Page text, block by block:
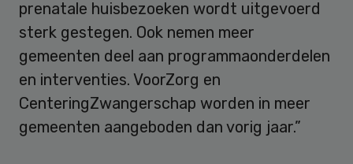
prenatale huisbezoeken wordt uitgevoerd
sterk gestegen. Ook nemen meer
gemeenten deel aan programmaonderdelen
en interventies. VoorZorg en
CenteringZwangerschap worden in meer
gemeenten aangeboden dan vorig jaar.”